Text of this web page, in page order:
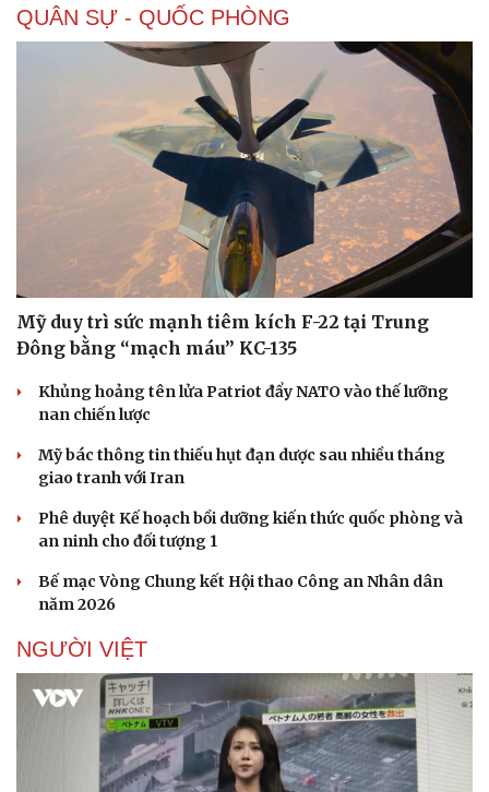
Cây thuốc
Sản phụ khoa
Nam khoa
Làm đẹp - giảm cân
Phòng mạch online
Ăn sạch sống khỏe
Đời sống
Blog
Tình yêu - Gia đình
QUÂN SỰ - QUỐC PHÒNG
Mỹ duy trì sức mạnh tiêm kích F-22 tại Trung
Đông bằng “mạch máu” KC-135
Khủng hoảng tên lửa Patriot đẩy NATO vào thế lưỡng
nan chiến lược
Mỹ bác thông tin thiếu hụt đạn dược sau nhiều tháng
giao tranh với Iran
Phê duyệt Kế hoạch bồi dưỡng kiến thức quốc phòng và
an ninh cho đối tượng 1
Bế mạc Vòng Chung kết Hội thao Công an Nhân dân
năm 2026
NGƯỜI VIỆT